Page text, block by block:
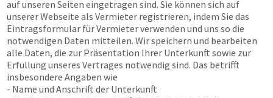
auf unseren Seiten eingetragen sind. Sie können sich auf
unserer Webseite als Vermieter registrieren, indem Sie das
Eintragsformular für Vermieter verwenden und uns so die
notwendigen Daten mitteilen. Wir speichern und bearbeiten
alle Daten, die zur Präsentation Ihrer Unterkunft sowie zur
Erfüllung unseres Vertrages notwendig sind. Das betrifft
insbesondere Angaben wie
- Name und Anschrift der Unterkunft